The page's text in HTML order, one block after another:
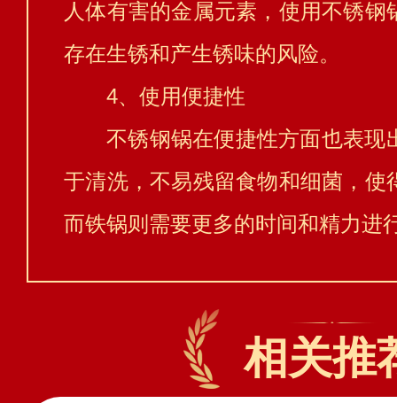
人体有害的金属元素，使用不锈
存在生锈和产生锈味的风险。
4、使用便捷性
不锈钢锅在便捷性方面也表现
于清洗，不易残留食物和细菌，使
而铁锅则需要更多的时间和精力进
相关推